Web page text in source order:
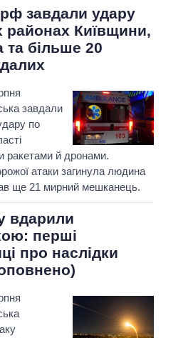
завдали удару
районах Київщини,
та більше 20
завдали
по
ракетами й дронами.
атаки загинула людина
ще 21 мирний мешканець.
вдарили
перші
про наслідки